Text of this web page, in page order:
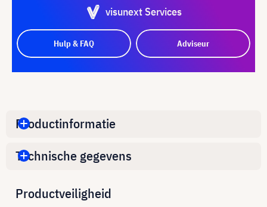
visunext Services
Hulp & FAQ Adviseur
Productinformatie
Technische gegevens
Productveiligheid